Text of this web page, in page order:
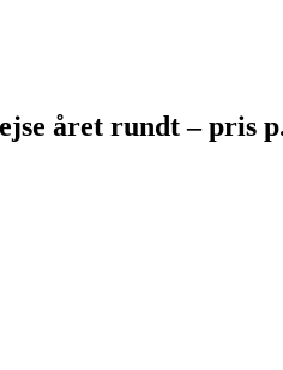
året rundt – pris